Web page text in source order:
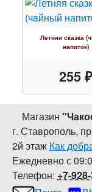
Летняя сказка
напиток)
255 ₽
Магазин "
г. Ставрополь,
2й этаж Как
Ежедневно с
Телефон: +7-